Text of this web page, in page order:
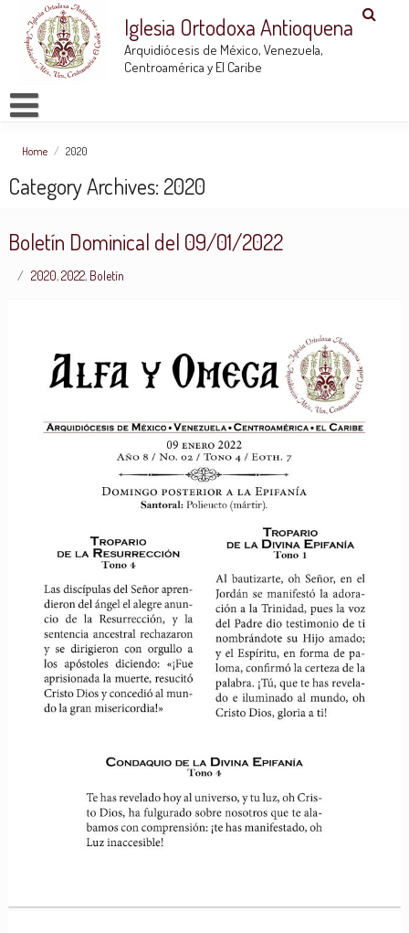
Iglesia Ortodoxa Antioquena
Arquidiócesis de México, Venezuela,
Centroamérica y El Caribe
Home / 2020
Category Archives: 2020
Boletín Dominical del 09/01/2022
2020,2022, Boletín